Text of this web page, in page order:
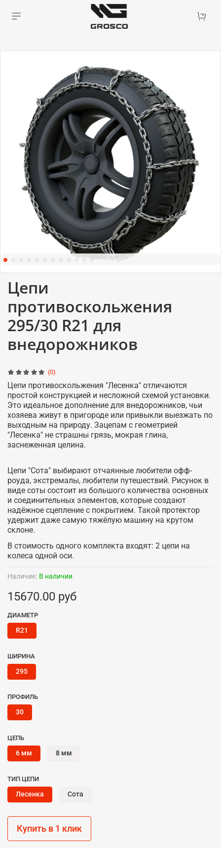
(0)
Наличие: В наличии
Цепи
противоскольжения
295/30 R21 для
внедорожников
15670.00 руб
Купить в 1 клик
ДИАМЕТР
R21
ШИРИНА
295
ПРОФИЛЬ
30
ЦЕПЬ
6 мм 8 мм
ТИП ЦЕПИ
Лесенка Сота
Цепи противоскольжения "Лесенка" отличаются
простой конструкцией и несложной схемой установки.
Это идеальное дополнение для внедорожников, чьи
хозяева живут в пригороде или привыкли выезжать по
выходным на природу. Зацепам с геометрией
"Лесенка" не страшны грязь, мокрая глина,
заснеженная целина.
Цепи "Сота" выбирают отчаянные любители офф-
роуда, экстремалы, любители путешествий. Рисунок в
виде соты состоит из большого количества основных
и соединительных элементов, которые создают
надёжное сцепление с покрытием. Такой протектор
удержит даже самую тяжёлую машину на крутом
склоне.
В стоимость одного комплекта входят: 2 цепи на
колеса одной оси.